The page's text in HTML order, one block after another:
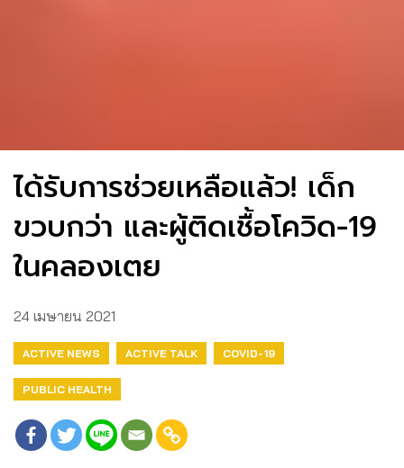
ได้รับการช่วยเหลือแล้ว! เด็ก
ขวบกว่า และผู้ติดเชื้อโควิด-19
ในคลองเตย
24 เมษายน 2021
ACTIVE NEWS ACTIVE TALK COVID-19
PUBLIC HEALTH